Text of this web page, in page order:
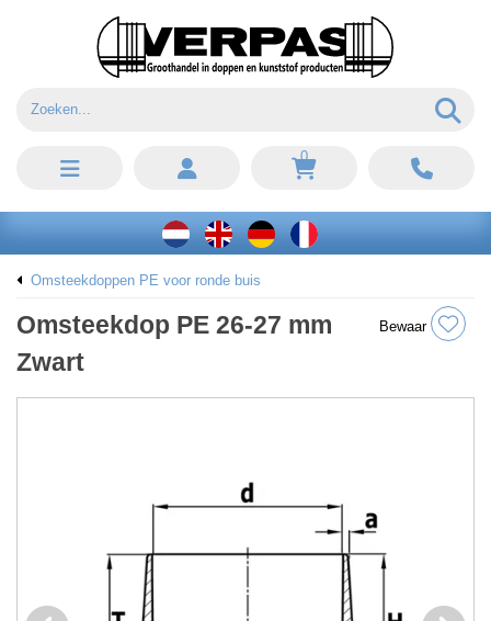
0
Omsteekdoppen PE voor ronde buis
Omsteekdop PE 26-27 mm
Zwart
Bewaar